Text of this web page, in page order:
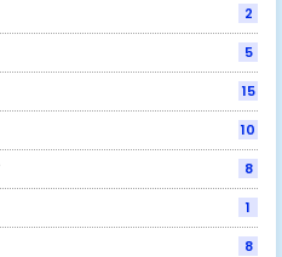
2
5
15
10
8
1
8